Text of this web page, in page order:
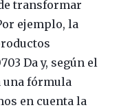
transformar
ejemplo, la
Da y, según el
fórmula
en cuenta la